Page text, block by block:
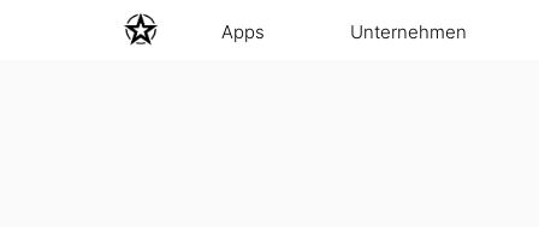
Apps Unternehmen